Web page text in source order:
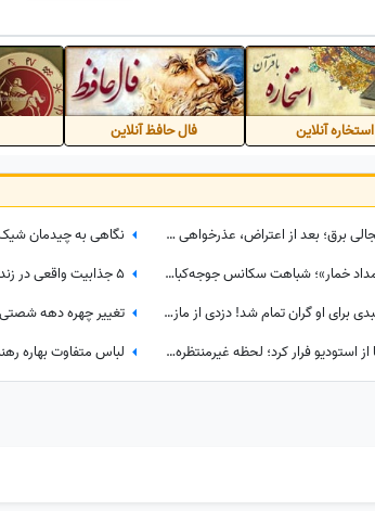
استخاره آنلاین فال حافظ آنلاین
واکنش مجید واشقانی به قبض جنجالی برق؛ بعد از اعتراض، عذرخواهی کرد و از شرکت برق تشکر کرد
ببینید| از علی مصفا در «لیلا» تا «بامداد خمار»؛ شباهت سکانس جوجه‌کباب بامداد خمار و لیلا سوژه شد
حضور مازیار لرستانی در ختم اکبر عبدی برای او گران تمام شد! دزدی از مازیار لرستانی اونم تو روز روشن!
المیرا شریفی‌مقدم با دیدن عقرب‌ها از استودیو فرار کرد؛ لحظه غیرمنتظره در «صبحانه ایرانی» + ویدئو